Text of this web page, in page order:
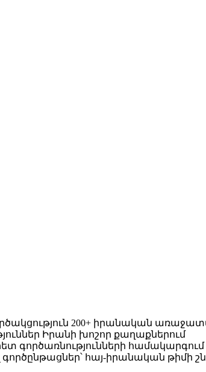
200+ իրանական
Իրանի խոշոր քաղաքներում
գործառնությունների համակարգում
հայ-իրանական թիմի